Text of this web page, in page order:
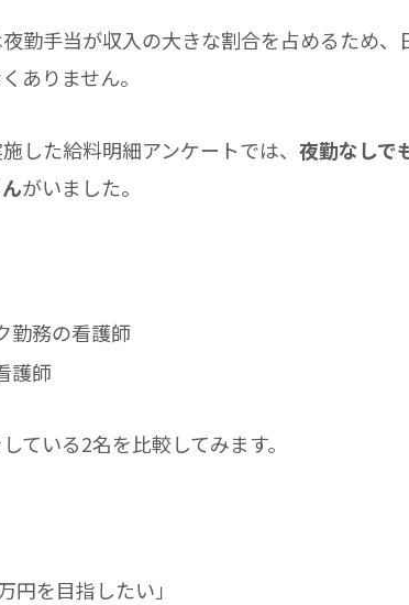
勤手当が収入の大きな割合を占めるため、
ありません。
した給料明細アンケートでは、 夜勤なしで
がいました。
勤務の看護師
護師
ている2名を比較してみます。
円を目指したい」